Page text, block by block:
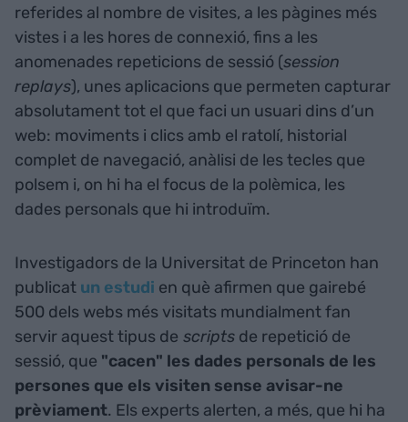
referides al nombre de visites, a les pàgines més
vistes i a les hores de connexió, fins a les
anomenades repeticions de sessió (session
replays), unes aplicacions que permeten capturar
absolutament tot el que faci un usuari dins d’un
web: moviments i clics amb el ratolí, historial
complet de navegació, anàlisi de les tecles que
polsem i, on hi ha el focus de la polèmica, les
dades personals que hi introduïm.
Investigadors de la Universitat de Princeton han
publicat un estudi en què afirmen que gairebé
500 dels webs més visitats mundialment fan
servir aquest tipus de scripts de repetició de
sessió, que "cacen" les dades personals de les
persones que els visiten sense avisar-ne
prèviament. Els experts alerten, a més, que hi ha